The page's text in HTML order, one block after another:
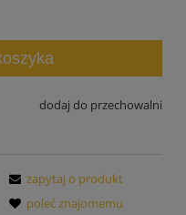
dodaj do przechowalni
zapytaj o produkt
poleć znajomemu